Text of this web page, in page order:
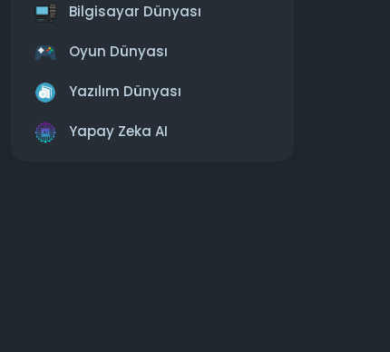
Bilgisayar Dünyası
Oyun Dünyası
Yazılım Dünyası
Yapay Zeka AI